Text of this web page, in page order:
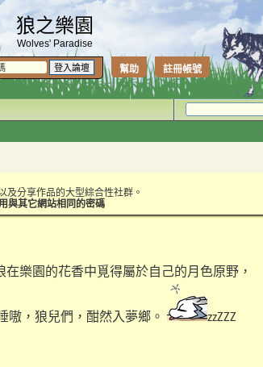
狼之樂園
Wolves' Paradise
註冊帳號
幫助
及分享作品的大型綜合性社群。
與其它網站相同的密碼
在樂園的花香中覓得屬於自己的月色原野，
嗷，狼兒們，酣然入夢鄉。 zzZZZ